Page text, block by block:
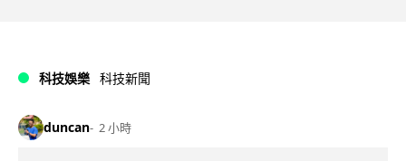
科技娛樂 科技新聞
duncan 2 小時